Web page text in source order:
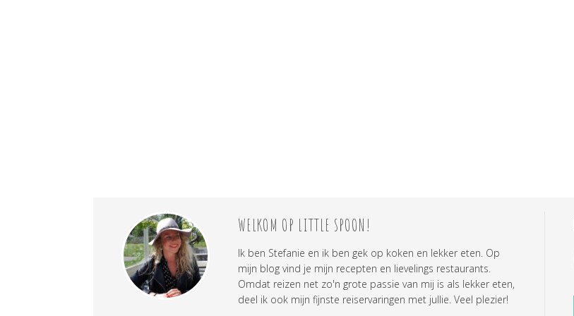
WELKOM OP LITTLE SPOON!
Ik ben Stefanie en ik ben gek op koken en lekker eten. Op
mijn blog vind je mijn recepten en lievelings restaurants.
Omdat reizen net zo'n grote passie van mij is als lekker eten,
deel ik ook mijn fijnste reiservaringen met jullie. Veel plezier!